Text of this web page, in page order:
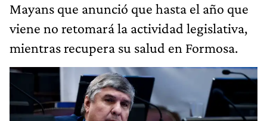
Mayans que anunció que hasta el año que
viene no retomará la actividad legislativa,
mientras recupera su salud en Formosa.